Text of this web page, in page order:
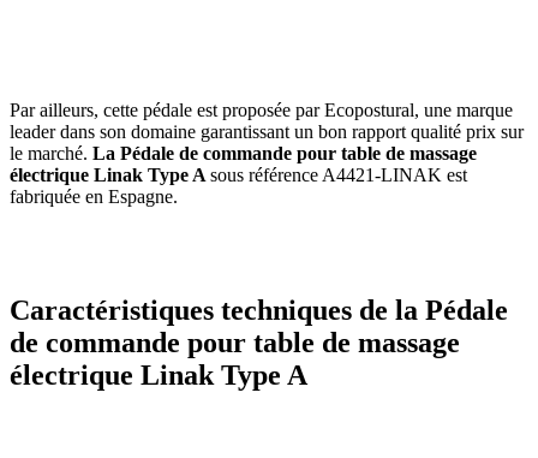
Par ailleurs, cette pédale est proposée par Ecopostural, une marque
leader dans son domaine garantissant un bon rapport qualité prix sur
le marché. La Pédale de commande pour table de massage
électrique Linak Type A sous référence A4421-LINAK est
fabriquée en Espagne.
Caractéristiques techniques de la Pédale
de commande pour table de massage
électrique Linak Type A